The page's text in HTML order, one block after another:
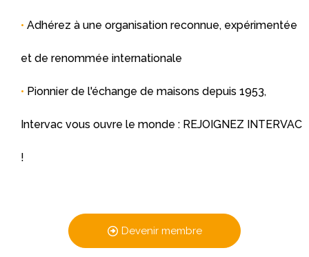
• Adhérez à une organisation reconnue, expérimentée
et de renommée internationale
• Pionnier de l'échange de maisons depuis 1953,
Intervac vous ouvre le monde : REJOIGNEZ INTERVAC
!
Devenir membre